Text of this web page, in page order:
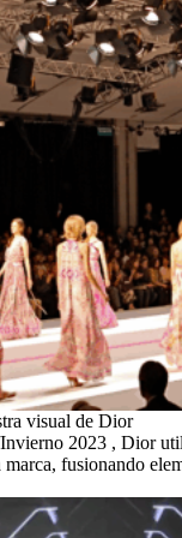
visual de Dior
2023 , Dior
fusionando